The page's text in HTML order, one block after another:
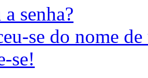
senha?
se do nome
se!